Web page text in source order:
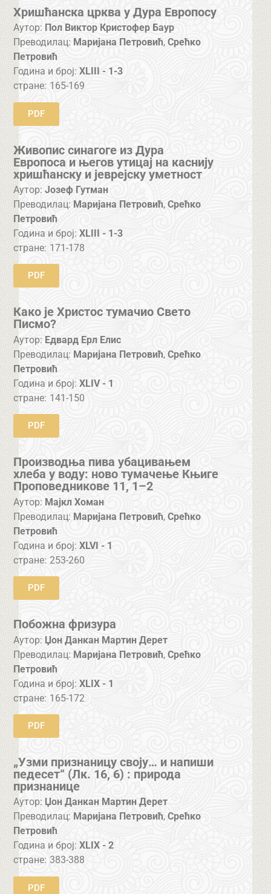
Хришћанска црква у Дура Европосу
Аутор: Пол Виктор Кристофер Баур
Преводилац: Маријана Петровић,Срећко
Петровић
Година и број:XLIII - 1-3
стране: 165-169
PDF
Живопис синагоге из Дура
Европоса и његов утицај на каснију
хришћанску и јеврејску уметност
Аутор: Јозеф Гутман
Преводилац: Маријана Петровић,Срећко
Петровић
Година и број:XLIII - 1-3
стране: 171-178
PDF
Како је Христос тумачио Свето
Писмо?
Аутор: Едвард Ерл Елис
Преводилац: Маријана Петровић,Срећко
Петровић
Година и број:XLIV - 1
стране: 141-150
PDF
Производња пива убацивањем
хлеба у воду: ново тумачење Књиге
Проповедникове 11, 1–2
Аутор: Мајкл Хоман
Преводилац: Маријана Петровић,Срећко
Петровић
Година и број:XLVI - 1
стране: 253-260
PDF
Побожна фризура
Аутор: Џон Данкан Мартин Дерет
Преводилац: Маријана Петровић,Срећко
Петровић
Година и број:XLIX - 1
стране: 165-172
PDF
„Узми признаницу своју… и напиши
педесет“ (Лк. 16, 6) : природа
признанице
Аутор: Џон Данкан Мартин Дерет
Преводилац: Маријана Петровић,Срећко
Петровић
Година и број:XLIX - 2
стране: 383-388
PDF